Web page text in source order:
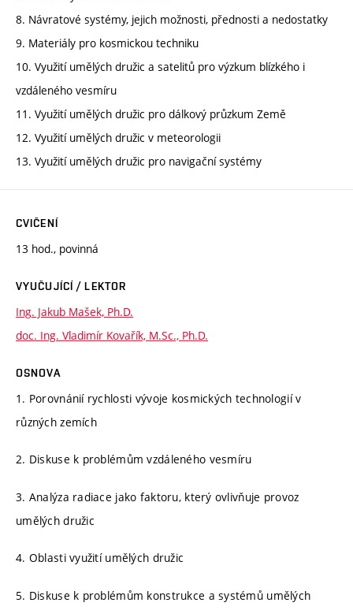
8. Návratové systémy, jejich možnosti, přednosti a nedostatky
9. Materiály pro kosmickou techniku
10. Využití umělých družic a satelitů pro výzkum blízkého i
vzdáleného vesmíru
11. Využití umělých družic pro dálkový průzkum Země
12. Využití umělých družic v meteorologii
13. Využití umělých družic pro navigační systémy
CVIČENÍ
13 hod., povinná
VYUČUJÍCÍ / LEKTOR
Ing. Jakub Mašek, Ph.D.
doc. Ing. Vladimír Kovařík, M.Sc., Ph.D.
OSNOVA
1. Porovnánií rychlosti vývoje kosmických technologií v
různých zemích
2. Diskuse k problémům vzdáleného vesmíru
3. Analýza radiace jako faktoru, který ovlivňuje provoz
umělých družic
4. Oblasti využití umělých družic
5. Diskuse k problémům konstrukce a systémů umělých